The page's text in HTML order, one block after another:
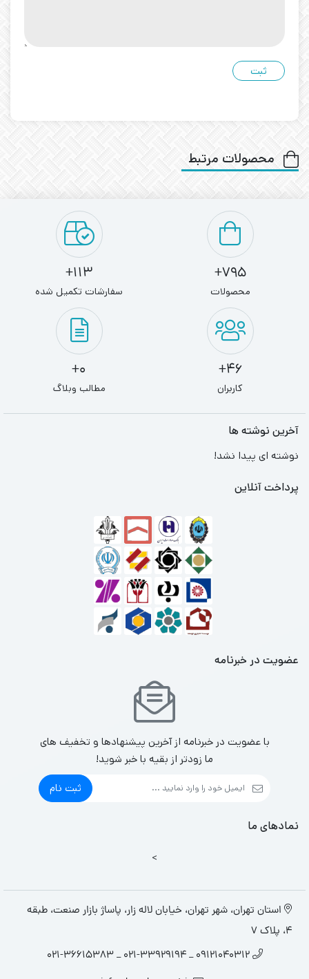
محصولات مرتبط
795+
محصولات
113+
سفارشات تکمیل شده
46+
کاربران
0+
مطالب وبلاگ
آخرین نوشته ها
نوشته ای پیدا نشد!
پرداخت آنلاین
عضویت در خبرنامه
با عضویت در خبرنامه از آخرین پیشنهادها و تخفیف های
ما زودتر از بقیه با خبر شوید!
ثبت نام
نمادهای ما
>
استان تهران، شهر تهران، خیابان لاله زار، پاساژ بازار صنعت، طبقه
4، پلاک 7
09121040312 _ 021-33929194 _ 021-36615383